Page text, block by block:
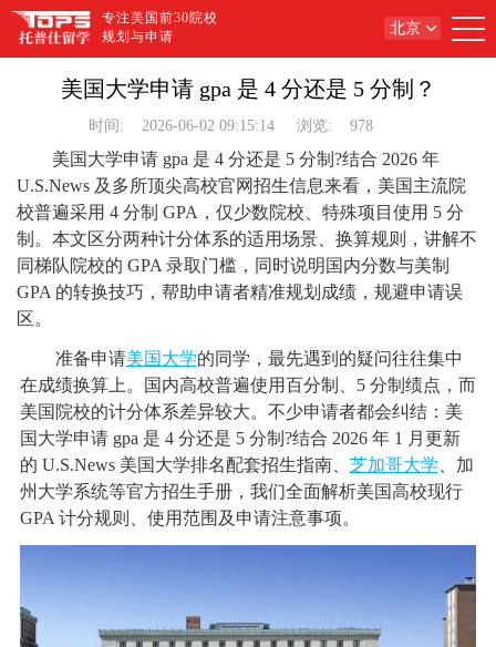
专注美国前30院校
规划与申请
北京
美国大学申请 gpa 是 4 分还是 5 分制？
时间: 2026-06-02 09:15:14 浏览: 978
美国大学申请 gpa 是 4 分还是 5 分制?结合 2026 年
U.S.News 及多所顶尖高校官网招生信息来看，美国主流院
校普遍采用 4 分制 GPA，仅少数院校、特殊项目使用 5 分
制。本文区分两种计分体系的适用场景、换算规则，讲解不
同梯队院校的 GPA 录取门槛，同时说明国内分数与美制
GPA 的转换技巧，帮助申请者精准规划成绩，规避申请误
区。
准备申请美国大学的同学，最先遇到的疑问往往集中
在成绩换算上。国内高校普遍使用百分制、5 分制绩点，而
美国院校的计分体系差异较大。不少申请者都会纠结：美
国大学申请 gpa 是 4 分还是 5 分制?结合 2026 年 1 月更新
的 U.S.News 美国大学排名配套招生指南、 芝加哥大学 、加
州大学系统等官方招生手册，我们全面解析美国高校现行
GPA 计分规则、使用范围及申请注意事项。